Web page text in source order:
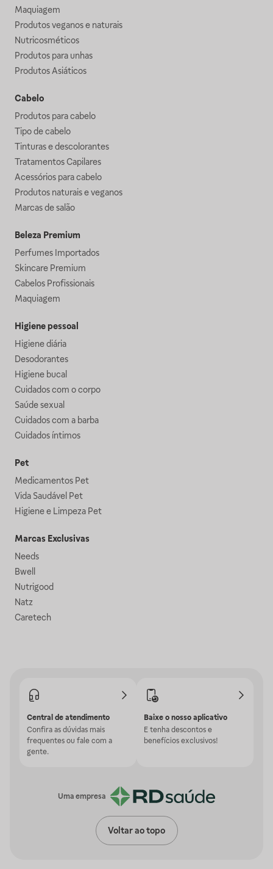
Maquiagem
Produtos veganos e naturais
Nutricosméticos
Produtos para unhas
Produtos Asiáticos
Cabelo
Produtos para cabelo
Tipo de cabelo
Tinturas e descolorantes
Tratamentos Capilares
Acessórios para cabelo
Produtos naturais e veganos
Marcas de salão
Beleza Premium
Perfumes Importados
Skincare Premium
Cabelos Profissionais
Maquiagem
Higiene pessoal
Higiene diária
Desodorantes
Higiene bucal
Cuidados com o corpo
Saúde sexual
Cuidados com a barba
Cuidados íntimos
Pet
Medicamentos Pet
Vida Saudável Pet
Higiene e Limpeza Pet
Marcas Exclusivas
Needs
Bwell
Nutrigood
Natz
Caretech
Central de atendimento
Confira as dúvidas mais
frequentes ou fale com a
gente.
Baixe o nosso aplicativo
E tenha descontos e
benefícios exclusivos!
Uma empresa
Voltar ao topo